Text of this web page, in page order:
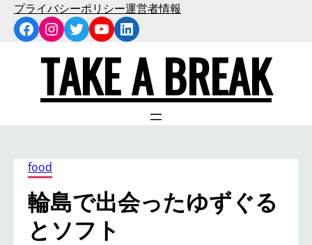
プライバシーポリシー運営者情報
Facebook
Instagram
Twitter
YouTube
LinkedIn
TAKE A BREAK
food
輪島で出会ったゆずぐる
とソフト